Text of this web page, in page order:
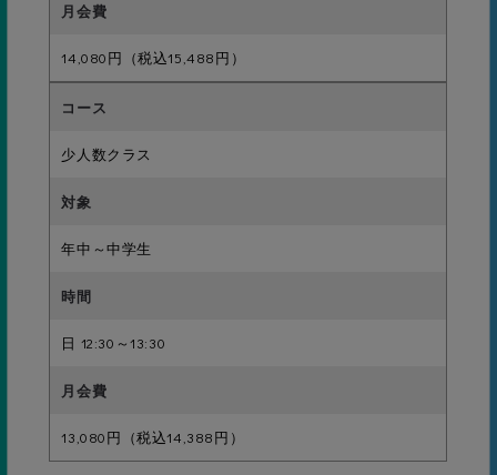
13級
14,080円（税込15,488円）
少人数クラス
年中～中学生
日 12:30～13:30
13,080円（税込14,388円）